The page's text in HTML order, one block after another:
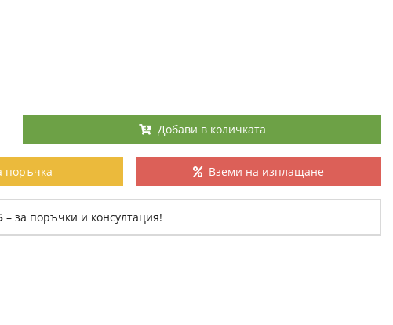
Добави в количката
поръчка Вземи на изплащане
– за поръчки и консултация!